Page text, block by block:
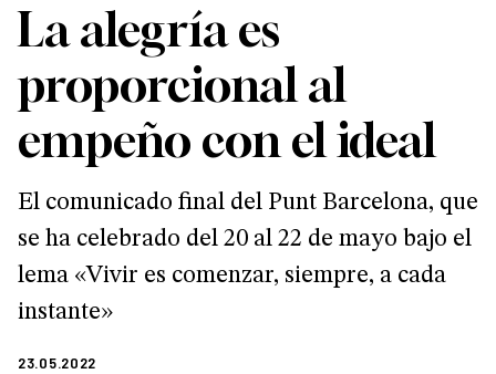
La alegría es
proporcional al
empeño con el ideal
El comunicado final del Punt Barcelona, que
se ha celebrado del 20 al 22 de mayo bajo el
lema «Vivir es comenzar, siempre, a cada
instante»
23.05.2022